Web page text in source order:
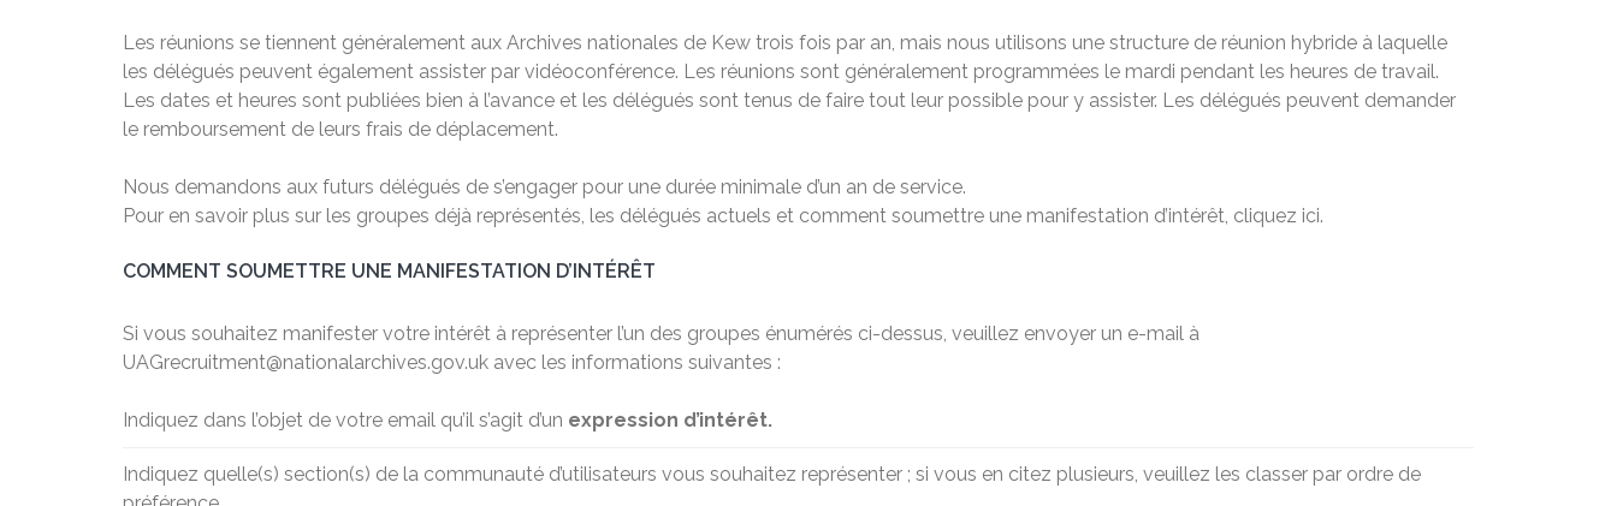
Les réunions se tiennent généralement aux Archives nationales de Kew trois fois par an, mais nous utilisons une structure de réunion hybride à laquelle
les délégués peuvent également assister par vidéoconférence. Les réunions sont généralement programmées le mardi pendant les heures de travail.
Les dates et heures sont publiées bien à l’avance et les délégués sont tenus de faire tout leur possible pour y assister. Les délégués peuvent demander
le remboursement de leurs frais de déplacement.
Nous demandons aux futurs délégués de s’engager pour une durée minimale d’un an de service.
Pour en savoir plus sur les groupes déjà représentés, les délégués actuels et comment soumettre une manifestation d’intérêt, cliquez ici.
COMMENT SOUMETTRE UNE MANIFESTATION D’INTÉRÊT
Si vous souhaitez manifester votre intérêt à représenter l’un des groupes énumérés ci-dessus, veuillez envoyer un e-mail à
UAGrecruitment@nationalarchives.gov.uk avec les informations suivantes :
Indiquez dans l’objet de votre email qu’il s’agit d’un expression d’intérêt.
Indiquez quelle(s) section(s) de la communauté d’utilisateurs vous souhaitez représenter ; si vous en citez plusieurs, veuillez les classer par ordre de